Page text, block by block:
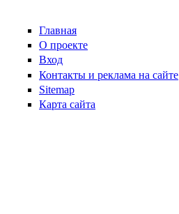
Главная
О проекте
Вход
Контакты и реклама на сайте
Sitemap
Карта сайта